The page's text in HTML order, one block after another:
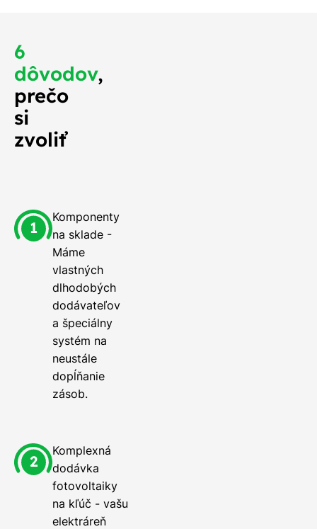
6
dôvodov,
prečo
si
zvoliť
Komponenty
na sklade -
Máme
vlastných
dlhodobých
dodávateľov
a špeciálny
systém na
neustále
dopĺňanie
zásob.
Komplexná
dodávka
fotovoltaiky
na kľúč - vašu
elektráreň